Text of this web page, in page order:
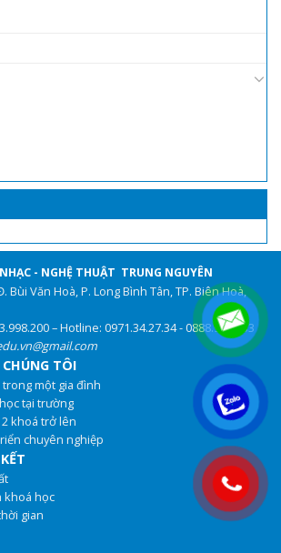
- NGHỆ THUẬT TRUNG NGUYÊN
Bùi Văn Hoà, P. Long Bình Tân, TP. Biên Hoà,
– Hotline: 0971.34.27.34 - 0888.944.333
TÔI
một gia đình
tại trường
khoá trở lên
chuyên nghiệp
khoá học
gian
.
.